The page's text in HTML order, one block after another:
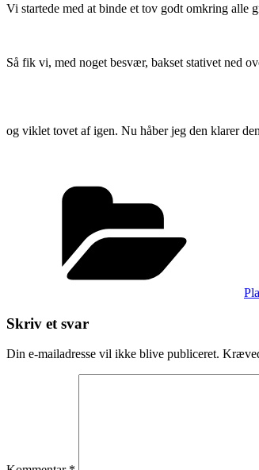
Vi startede med at binde et tov godt omkring alle
Så fik vi, med noget besvær, bakset stativet ned
og viklet tovet af igen. Nu håber jeg den klarer
Skriv et svar
Din e-mailadresse vil ikke blive publiceret.